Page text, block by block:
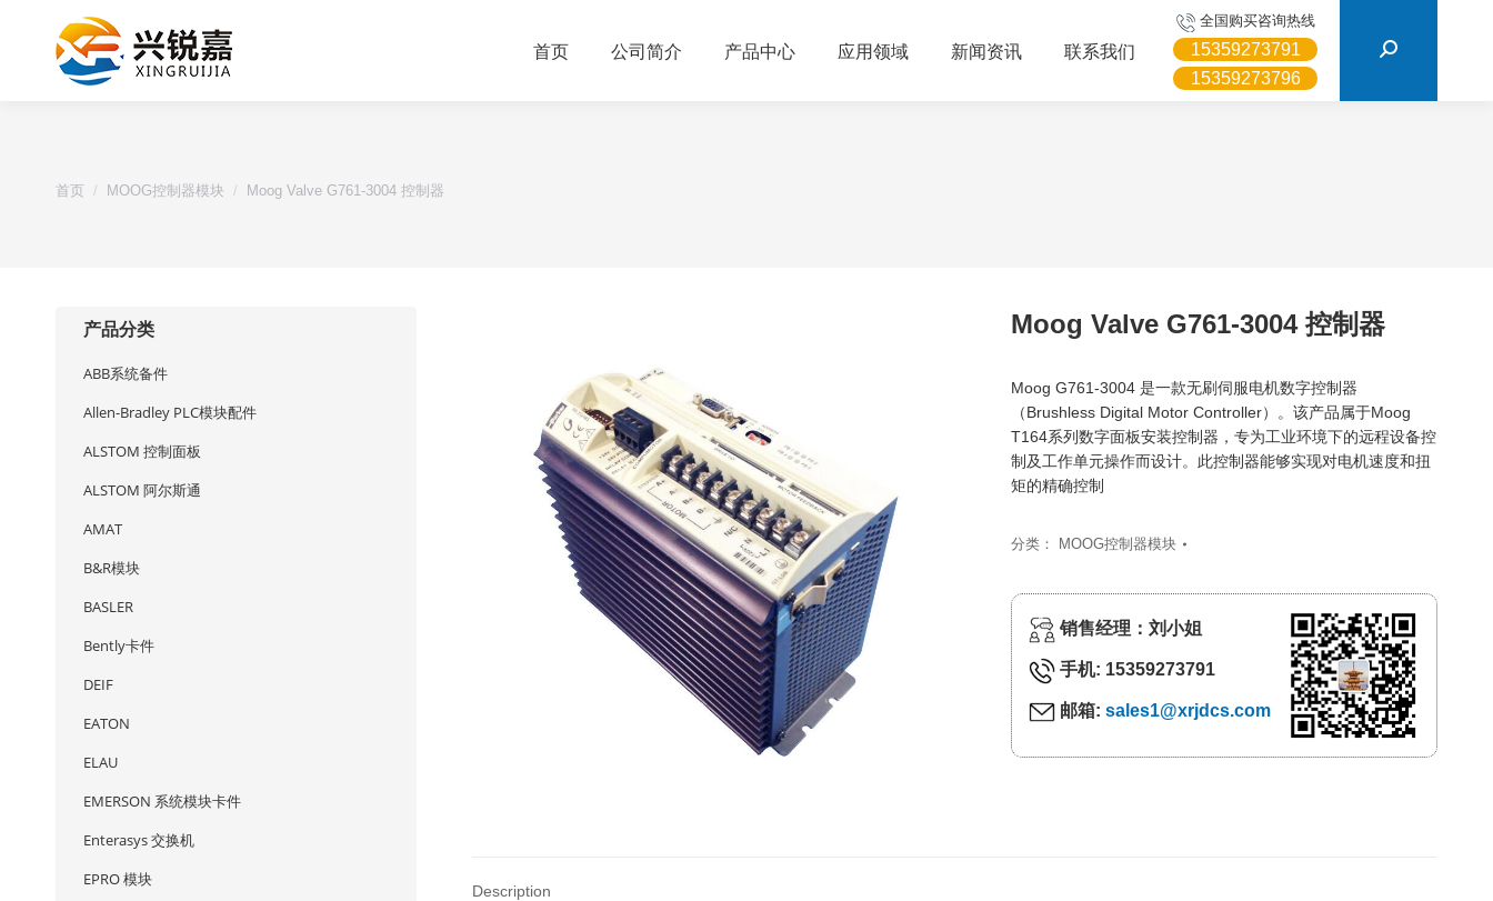
首页 公司简介 产品中心 应用领域 新闻资讯 联系我们
全国购买咨询热线
15359273791
15359273796
首页 MOOG控制器模块 Moog Valve G761-3004 控制器
Moog Valve G761-3004 控制器
Moog G761-3004 是一款无刷伺服电机数字控制器
（Brushless Digital Motor Controller）。该产品属于Moog
T164系列数字面板安装控制器，专为工业环境下的远程设备控
制及工作单元操作而设计。此控制器能够实现对电机速度和扭
矩的精确控制
分类： MOOG控制器模块
销售经理：刘小姐
手机: 15359273791
邮箱: sales1@xrjdcs.com
Description
产品分类
ABB系统备件
Allen-Bradley PLC模块配件
ALSTOM 控制面板
ALSTOM 阿尔斯通
AMAT
B&R模块
BASLER
Bently卡件
DEIF
EATON
ELAU
EMERSON 系统模块卡件
Enterasys 交换机
EPRO 模块